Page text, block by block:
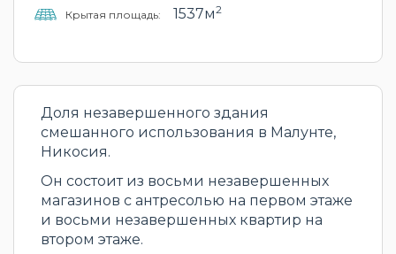
Крытая площадь: 1537м2
Доля незавершенного здания
смешанного использования в Малунте,
Никосия.
Он состоит из восьми незавершенных
магазинов с антресолью на первом этаже
и восьми незавершенных квартир на
втором этаже.